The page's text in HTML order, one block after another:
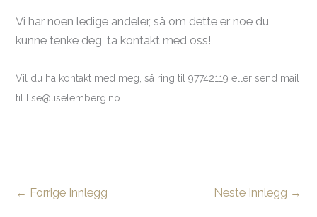
Vi har noen ledige andeler, så om dette er noe du
kunne tenke deg, ta kontakt med oss!
Vil du ha kontakt med meg, så ring til 97742119 eller send mail
til lise@liselemberg.no​
← Forrige Innlegg Neste Innlegg →